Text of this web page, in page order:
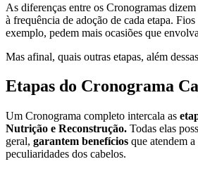
As diferenças entre os Cronogramas
à frequência de adoção de cada etapa.
exemplo, pedem mais ocasiões que
Mas afinal, quais outras etapas, além
Etapas do Cronograma
Um Cronograma completo intercala as
Nutrição e Reconstrução. Todas elas
geral, garantem benefícios que atendem a
peculiaridades dos cabelos.